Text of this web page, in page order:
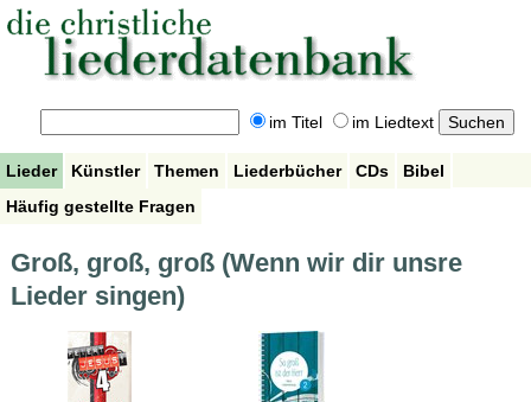
im Titel im Liedtext
Lieder Künstler Themen Liederbücher CDs
Bibel
Häufig gestellte Fragen
Groß, groß, groß (Wenn wir dir unsre
Lieder singen)